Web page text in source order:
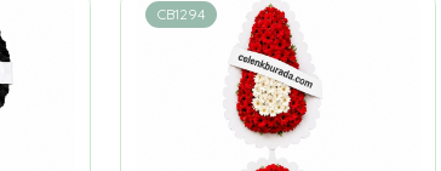
CB1294